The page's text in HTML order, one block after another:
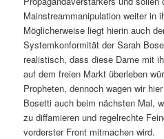
Mainstreammanipulation weiter in
Möglicherweise liegt hierin auch
Systemkonformität der Sarah
realistisch, dass diese Dame mit
auf dem freien Markt überleben
Propheten, dennoch wagen wir
Bosetti auch beim nächsten Mal,
zu diffamieren und regelrechte
vorderster Front mitmachen wird.